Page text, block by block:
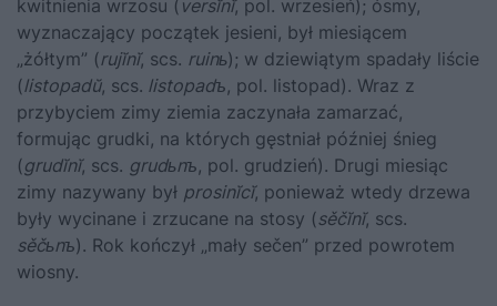
kwitnienia wrzosu ( versĭnĭ, pol. wrzesień); ósmy,
wyznaczający początek jesieni, był miesiącem
„żółtym” (rujĭnĭ, scs. ruinь); w dziewiątym spadały liście
(listopadŭ, scs. listopadъ, pol. listopad). Wraz z
przybyciem zimy ziemia zaczynała zamarzać,
formując grudki, na których gęstniał później śnieg
(grudĭnĭ, scs. grudьnъ, pol. grudzień). Drugi miesiąc
zimy nazywany był prosinĭcĭ, ponieważ wtedy drzewa
były wycinane i zrzucane na stosy (sěčĭnĭ, scs.
sěčьnъ). Rok kończył „mały sečen” przed powrotem
wiosny.